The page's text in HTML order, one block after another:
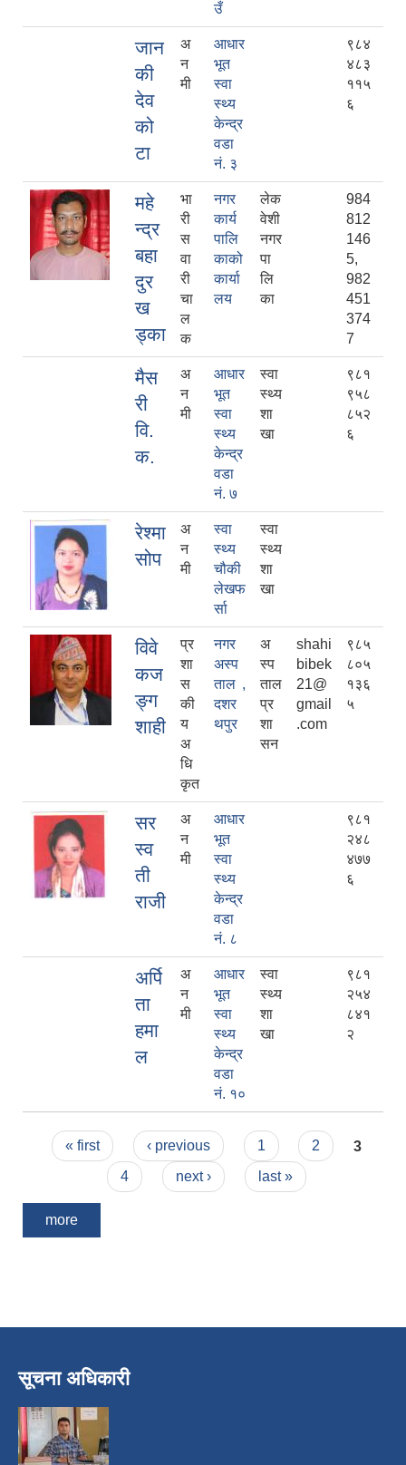
उँ
जान
की
देव
को
टा
अ
न
मी
आधार
भूत
स्वा
स्थ्य
केन्द्र
वडा
नं. ३
९८४
४८३
११५
६
महे
न्द्र
बहा
दुर
ख
ड्का
भा
री
स
वा
री
चा
ल
क
नगर
कार्य
पालि
काको
कार्या
लय
लेक
वेशी
नगर
पा
लि
का
984
812
146
5,
982
451
374
7
मैस
री
वि.
क.
अ
न
मी
आधार
भूत
स्वा
स्थ्य
केन्द्र
वडा
नं. ७
स्वा
स्थ्य
शा
खा
९८१
९५८
८५२
६
रेश्मा
सोप
अ
न
मी
स्वा
स्थ्य
चौकी
लेखफ
र्सा
स्वा
स्थ्य
शा
खा
विवे
कज
ङ्ग
शाही
प्र
शा
स
की
य
अ
धि
कृत
नगर
अस्प
ताल ,
दशर
थपुर
अ
स्प
ताल
प्र
शा
सन
shahi
bibek
21@
gmail
.com
९८५
८०५
१३६
५
सर
स्व
ती
राजी
अ
न
मी
आधार
भूत
स्वा
स्थ्य
केन्द्र
वडा
नं. ८
९८१
२४८
४७७
६
अर्पि
ता
हमा
ल
अ
न
मी
आधार
भूत
स्वा
स्थ्य
केन्द्र
वडा
नं. १०
स्वा
स्थ्य
शा
खा
९८१
२५४
८४१
२
Pages
« first ‹ previous 1 2
3
4
next › last »
more
सूचना अधिकारी